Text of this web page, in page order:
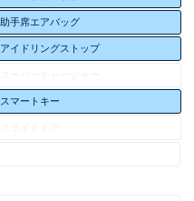
助手席エアバッグ
アイドリングストップ
スマートキー